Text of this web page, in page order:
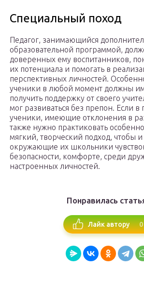
Специальный поход
Педагог, занимающийся
образовательной программой,
доверенных ему воспитанников,
их потенциала и помогать в
перспективных личностей.
ученики в любой момент должны
получить поддержку от своего
мог развиваться без препон. Если в
ученики, имеющие отклонения в
также нужно практиковать
мягкий, творческий подход, чтобы
окружающие их школьники
безопасности, комфорте, среди
настроенных личностей.
Понравилась
Лайк автору 0